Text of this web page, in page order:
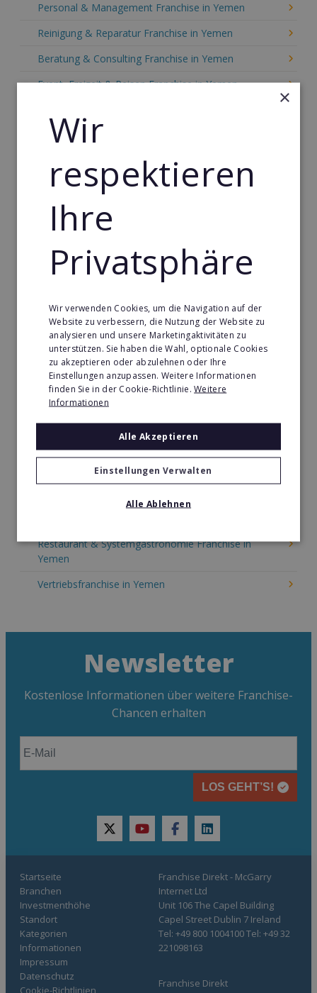
Personal & Management Franchise in Yemen
Reinigung & Reparatur Franchise in Yemen
Beratung & Consulting Franchise in Yemen
Event, Freizeit & Reisen Franchise in Yemen
Gebäude & Haustechnik Franchise in Yemen
Handwerk Franchise in Yemen
Dienstleistungsfranchise in Yemen
Telekommunikation Franchise in Yemen
Sport Franchise in Yemen
Tier- & Zoobedarf Franchise in Yemen
Immobilien Franchise in Yemen
Kinder & Erziehung Franchise in Yemen
Kosmetik Franchise in Yemen
Medien & Werbung Franchise in Yemen
Möbel & Einrichtung Franchise in Yemen
Restaurant & Systemgastronomie Franchise in
Yemen
Vertriebsfranchise in Yemen
Newsletter
Kostenlose Informationen über weitere Franchise-
Chancen erhalten
LOS GEHT’S!
twitteryoutubefacebooklinkedin
Startseite
Branchen
Investmenthöhe
Standort
Kategorien
Informationen
Franchise Direkt
Impressum
Datenschutz
Cookie-Richtlinien
Franchise Direkt - McGarry
Internet Ltd
Unit 106 The Capel Building
Capel Street Dublin 7 Ireland
Tel: +49 800 1004100 Tel: +49 32
221098163
×
Wir
respektieren
Ihre
Privatsphäre
Wir verwenden Cookies, um die Navigation auf der
Website zu verbessern, die Nutzung der Website zu
analysieren und unsere Marketingaktivitäten zu
unterstützen. Sie haben die Wahl, optionale Cookies
zu akzeptieren oder abzulehnen oder Ihre
Einstellungen anzupassen. Weitere Informationen
finden Sie in der Cookie-Richtlinie.Weitere
Informationen
Alle Akzeptieren
Einstellungen Verwalten
Alle Ablehnen